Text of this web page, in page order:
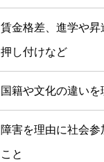
賃金格差、進学や
押し付けなど
国籍や文化の違い
障害を理由に社会
こと